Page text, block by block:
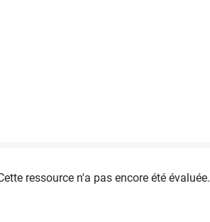
ressource n'a pas encore été évaluée.